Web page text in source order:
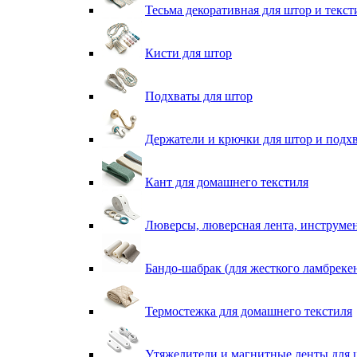
Тесьма декоративная для штор и
Кисти для штор
Подхваты для штор
Держатели и крючки для штор и
Кант для домашнего текстиля
Люверсы, люверсная лента,
Бандо-шабрак (для жесткого
Термостежка для домашнего текстиля
Утяжелители и магнитные ленты для